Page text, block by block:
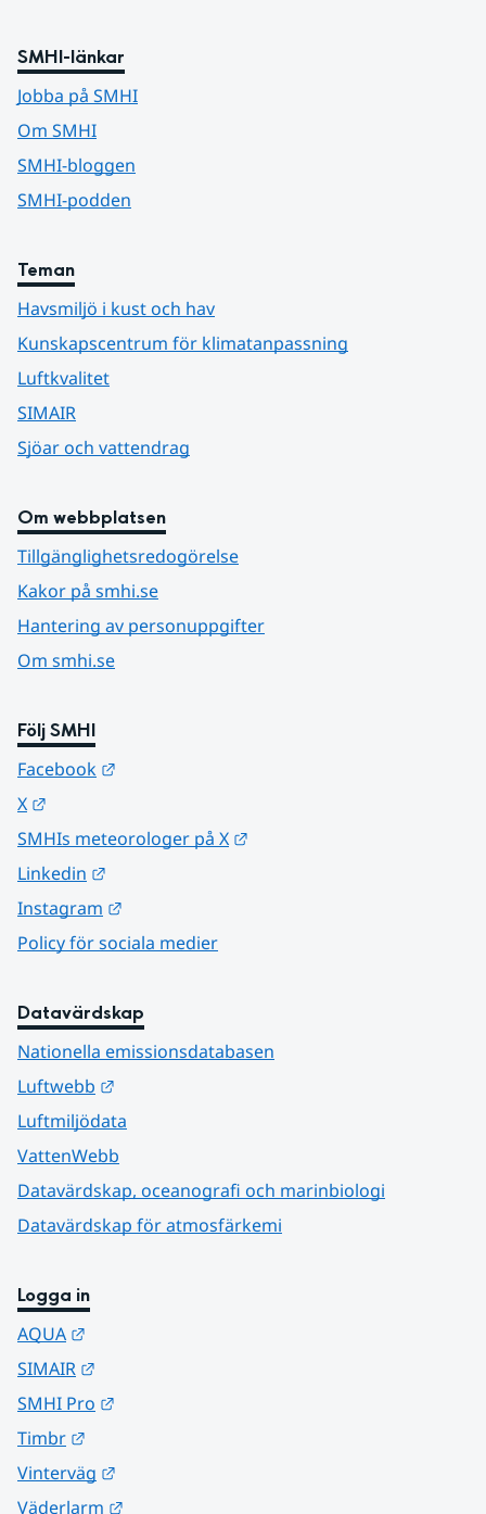
SMHI-länkar
Jobba på SMHI
Om SMHI
SMHI-bloggen
SMHI-podden
Teman
Havsmiljö i kust och hav
Kunskapscentrum för klimatanpassning
Luftkvalitet
SIMAIR
Sjöar och vattendrag
Om webbplatsen
Tillgänglighetsredogörelse
Kakor på smhi.se
Hantering av personuppgifter
Om smhi.se
Följ SMHI
Facebook
X
SMHIs meteorologer på X
Linkedin
Instagram
Policy för sociala medier
Datavärdskap
Nationella emissionsdatabasen
Luftwebb
Luftmiljödata
VattenWebb
Datavärdskap, oceanografi och marinbiologi
Datavärdskap för atmosfärkemi
Logga in
AQUA
SIMAIR
SMHI Pro
Timbr
Vinterväg
Väderlarm